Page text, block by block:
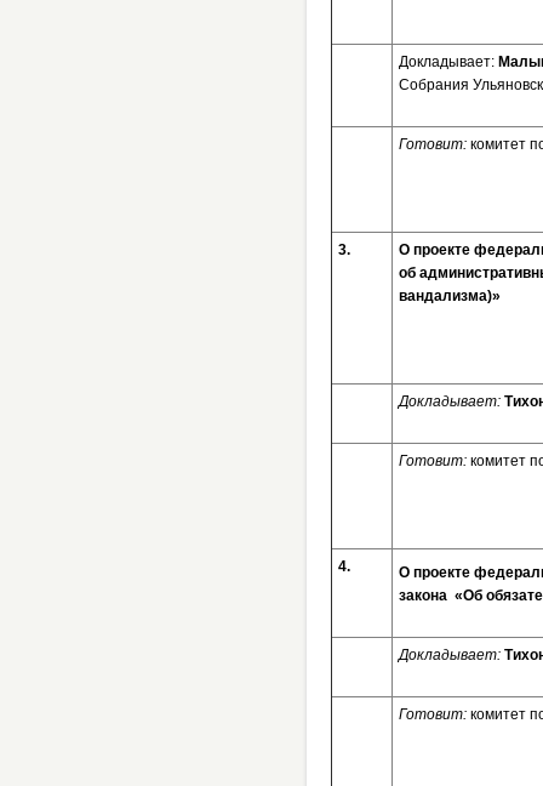
Докладывает:
Собрания
Готовит: комитет
3.
О проекте
об
вандализма)»
Докладывает:
Готовит: комитет
4.
О проекте
закона «Об
Докладывает:
Готовит: комитет